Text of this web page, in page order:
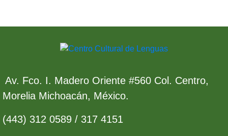
Av. Fco. I. Madero Oriente #560 Col. Centro,
Morelia Michoacán, México.
(443) 312 0589 / 317 4151